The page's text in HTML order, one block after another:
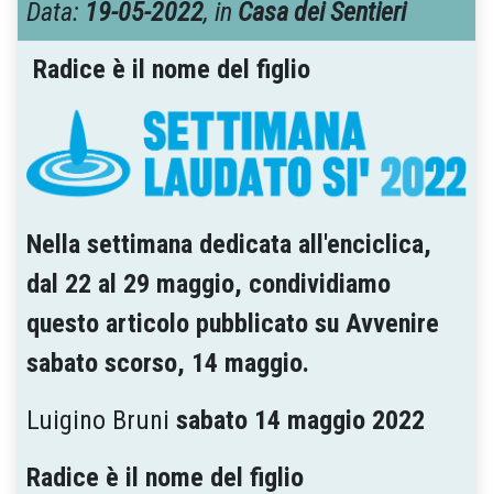
Data: 19-05-2022, in Casa dei Sentieri
Radice è il nome del figlio
Nella settimana dedicata all'enciclica,
dal 22 al 29 maggio, condividiamo
questo articolo pubblicato su Avvenire
sabato scorso, 14 maggio.
Luigino Bruni sabato 14 maggio 2022
Radice è il nome del figlio